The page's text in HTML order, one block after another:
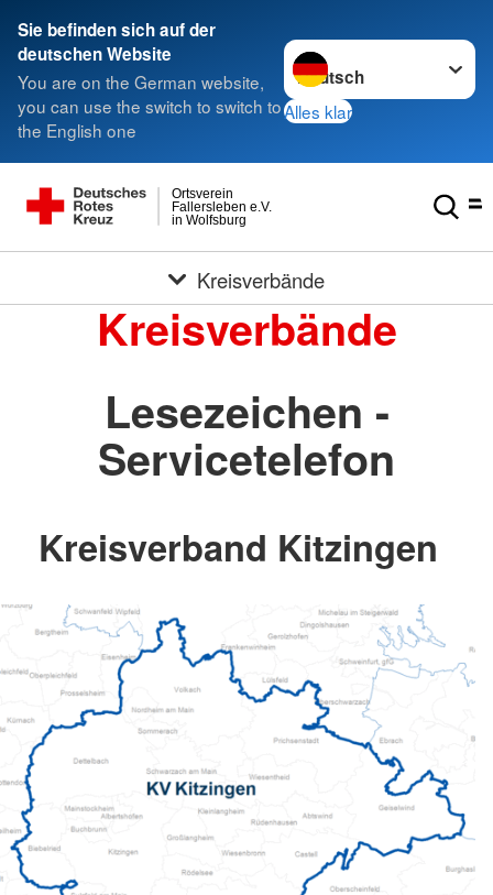
Sie befinden sich auf der
deutschen Website
You are on the German website,
you can use the switch to switch to
the English one
Sprache wechseln zu
Alles klar
in Wolfsburg
Fallersleben e.V.
Ortsverein
Kreisverbände
Kreisverbände
Lesezeichen -
Servicetelefon
Kreisverband Kitzingen